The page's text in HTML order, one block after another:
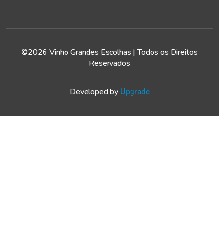
©2026 Vinho Grandes Escolhas | Todos os Direitos
Reservados
Developed by Upgrade